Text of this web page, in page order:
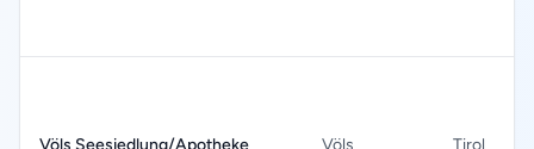
Völs Seesiedlung/Apotheke Völs Tirol